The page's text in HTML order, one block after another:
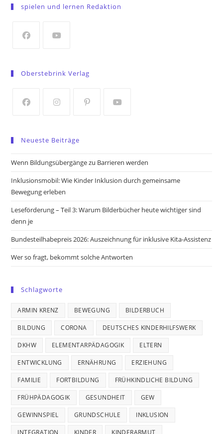
a
tab
spielen und lernen Redaktion
a
tab
tab
Oberstebrink Verlag
a
new
new
a
new
new
Neueste Beiträge
Wenn Bildungsübergänge zu Barrieren werden
Inklusionsmobil: Wie Kinder Inklusion durch gemeinsame
Bewegung erleben
Leseförderung – Teil 3: Warum Bilderbücher heute wichtiger sind
denn je
Bundesteilhabepreis 2026: Auszeichnung für inklusive Kita-Assistenz
Wer so fragt, bekommt solche Antworten
Schlagworte
ARMIN KRENZ BEWEGUNG BILDERBUCH
BILDUNG CORONA DEUTSCHES KINDERHILFSWERK
DKHW ELEMENTARPÄDAGOGIK ELTERN
ENTWICKLUNG ERNÄHRUNG ERZIEHUNG
FAMILIE FORTBILDUNG FRÜHKINDLICHE BILDUNG
FRÜHPÄDAGOGIK GESUNDHEIT GEW
GEWINNSPIEL GRUNDSCHULE INKLUSION
INTEGRATION KINDER KINDERARMUT